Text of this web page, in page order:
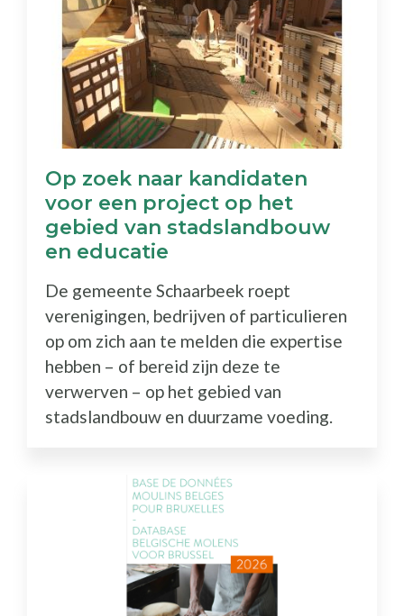
Op zoek naar kandidaten
voor een project op het
gebied van stadslandbouw
en educatie
De gemeente Schaarbeek roept
verenigingen, bedrijven of particulieren
op om zich aan te melden die expertise
hebben – of bereid zijn deze te
verwerven – op het gebied van
stadslandbouw en duurzame voeding.